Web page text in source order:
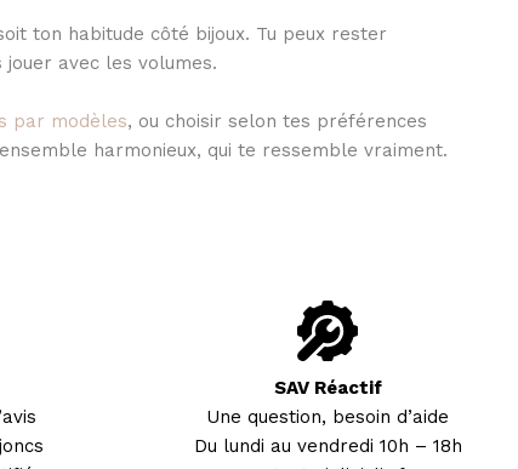
ton habitude côté bijoux. Tu peux rester
jouer avec les volumes.
par modèles, ou choisir selon tes préférences
harmonieux, qui te ressemble vraiment.
SAV Réactif
Une question, besoin d’aide
Du lundi au vendredi 10h – 18h